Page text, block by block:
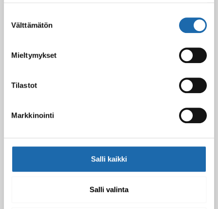
valinta
Välttämätön
Mieltymykset
Tilastot
Markkinointi
Salli kaikki
Salli valinta
30.10.2024